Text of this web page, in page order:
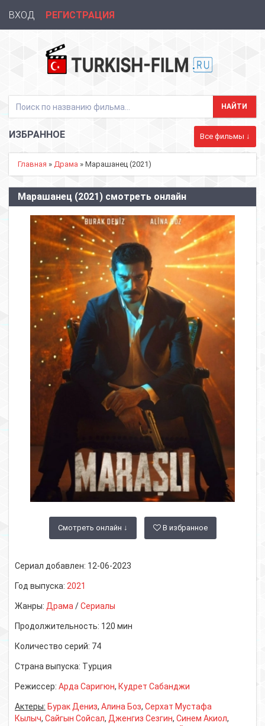
ВХОД РЕГИСТРАЦИЯ
ИЗБРАННОЕ Все фильмы ↓
Главная » Драма » Марашанец (2021)
Марашанец (2021) смотреть онлайн
Смотреть онлайн ↓ В избранное
Сериал добавлен: 12-06-2023
Год выпуска: 2021
Жанры: Драма /Сериалы
Продолжительность: 120 мин
Количество серий: 74
Страна выпуска: Турция
Режиссер: Арда Саригюн, Кудрет Сабанджи
Актеры: Бурак Дениз, Алина Боз, Серхат Мустафа
Кылыч, Сайгын Сойсал, Дженгиз Сезгин, Синем Акиол,